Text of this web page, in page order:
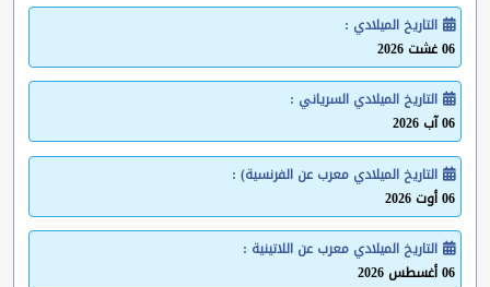
التاريخ الميلادي :
06 غشت 2026
التاريخ الميلادي السرياني :
06 آب 2026
التاريخ الميلادي معرب عن الفرنسية) :
06 أوت 2026
التاريخ الميلادي معرب عن اللاتينية :
06 أغسطس 2026